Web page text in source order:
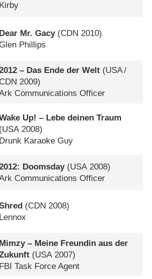
Kirby
Dear Mr. Gacy(CDN 2010)
Glen Phillips
– Das Ende der Welt (USA/
CDN 2009)
Communications Officer
Up! – Lebe deinen Traum
(USA2008)
Drunk Karaoke Guy
Doomsday(USA 2008)
Communications Officer
(CDN 2008)
Lennox
Mimzy – Meine Freundin aus der
(USA2007)
FBI Task Force Agent